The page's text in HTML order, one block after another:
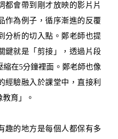
都會帶到剛才放映的影片片
作為例子，循序漸進的反覆
分析的切入點。鄭老師也提
鍵就是「剪接」，透過片段
縮在5分鐘裡面。鄭老師也像
經驗融入於課堂中，直接利
育」。
趣的地方是每個人都保有多